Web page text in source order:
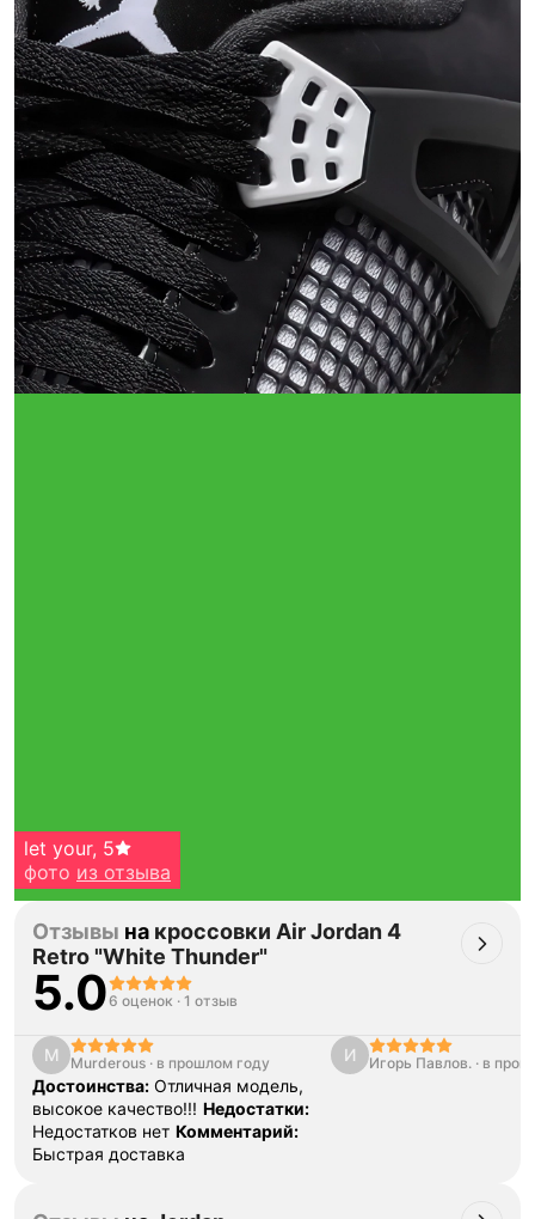
Тройная гарантия
оригинальности
Товар сертифицирован и опломбирован.
Проверяем на оригинальность
по 16 параметрам.
Если придёт подделка — вернём деньги
let your, 5
фото из отзыва
Отзывы на кроссовки Air Jordan 4
Retro "White Thunder"
5.06 оценок · 1 отзыв
M Murderous · в прошлом году
Достоинства: Отличная модель,
высокое качество!!! Недостатки:
Недостатков нет Комментарий:
Быстрая доставка
И Игорь Павлов. · в